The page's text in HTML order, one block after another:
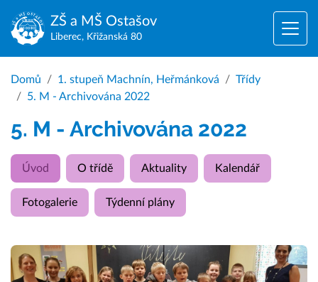
ZŠ a MŠ Ostašov
Liberec, Křižanská 80
Domů 1. stupeň Machnín, Heřmánková
Třídy
5. M - Archivována 2022
5. M - Archivována 2022
Úvod O třídě Aktuality Kalendář
Fotogalerie Týdenní plány